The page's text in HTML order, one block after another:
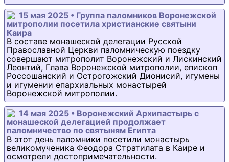
15 мая 2025 • Группа паломников Воронежской
митрополии посетила христианские святыни
Каира
В составе монашеской делегации Русской
Православной Церкви паломническую поездку
совершают митрополит Воронежский и Лискинский
Леонтий, Глава Воронежской митрополии, епископ
Россошанский и Острогожский Дионисий, игумены
и игумении епархиальных монастырей
Воронежской митрополии.
14 мая 2025 • Воронежский Архипастырь с
монашеской делегацией продолжает
паломничество по святыням Египта
В этот день паломники посетили монастырь
великомученика Феодора Стратилата в Каире и
осмотрели достопримечательности.